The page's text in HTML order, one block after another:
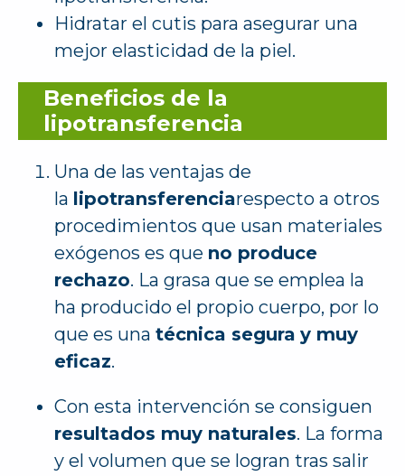
Hidratar el cutis para asegurar una
mejor elasticidad de la piel.
Beneficios de la
lipotransferencia
Una de las ventajas de
la lipotransferenciarespecto a otros
procedimientos que usan materiales
exógenos es que no produce
rechazo. La grasa que se emplea la
ha producido el propio cuerpo, por lo
que es una técnica segura y muy
eficaz.
Con esta intervención se consiguen
resultados muy naturales. La forma
y el volumen que se logran tras salir